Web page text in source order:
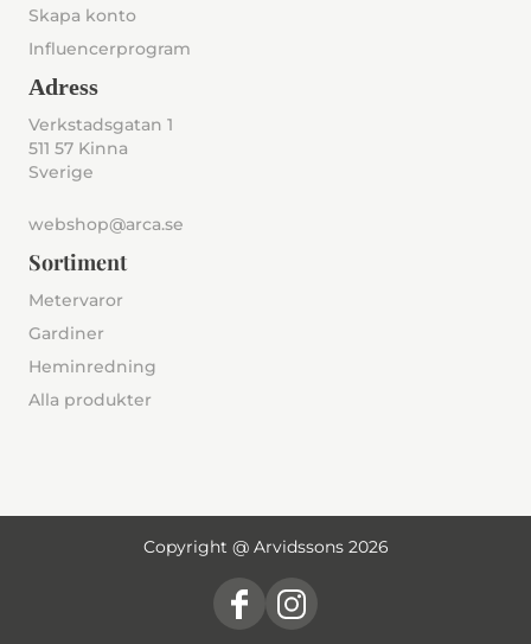
Skapa konto
Influencerprogram
Adress
Verkstadsgatan 1
511 57 Kinna
Sverige
webshop@arca.se
Sortiment
Metervaror
Gardiner
Heminredning
Alla produkter
Copyright @ Arvidssons 2026